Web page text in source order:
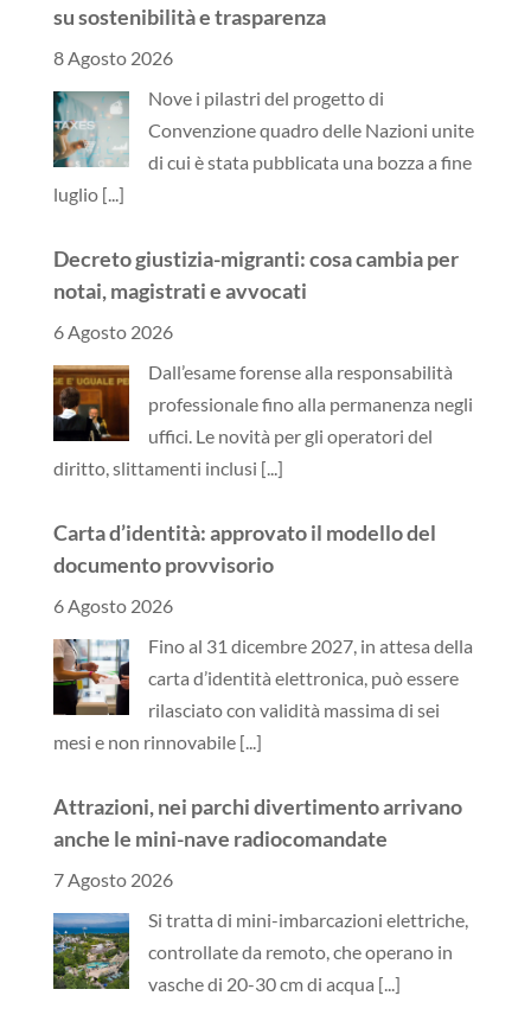
su sostenibilità e trasparenza
8 Agosto 2026
Nove i pilastri del progetto di
Convenzione quadro delle Nazioni unite
di cui è stata pubblicata una bozza a fine
luglio [...]
Decreto giustizia-migranti: cosa cambia per
notai, magistrati e avvocati
6 Agosto 2026
Dall’esame forense alla responsabilità
professionale fino alla permanenza negli
uffici. Le novità per gli operatori del
diritto, slittamenti inclusi [...]
Carta d’identità: approvato il modello del
documento provvisorio
6 Agosto 2026
Fino al 31 dicembre 2027, in attesa della
carta d’identità elettronica, può essere
rilasciato con validità massima di sei
mesi e non rinnovabile [...]
Attrazioni, nei parchi divertimento arrivano
anche le mini-nave radiocomandate
7 Agosto 2026
Si tratta di mini-imbarcazioni elettriche,
controllate da remoto, che operano in
vasche di 20-30 cm di acqua [...]